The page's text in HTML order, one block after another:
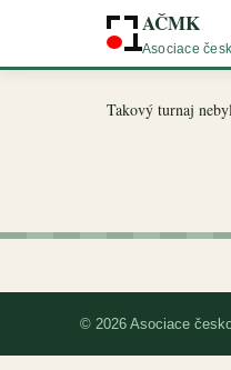
AČMK
Asociace
Takový turnaj
© 2026 Asociace